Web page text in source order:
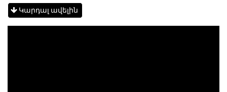
Կարդալ ավելին